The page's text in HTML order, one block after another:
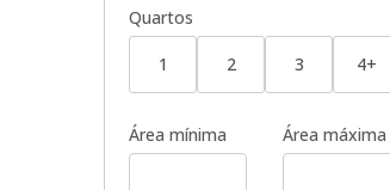
Quartos
1 2 3 4+
Área mínima Área máxima